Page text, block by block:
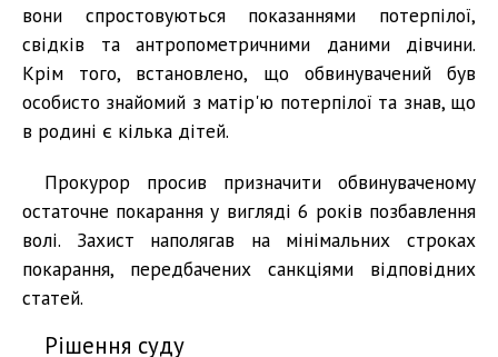
вони спростовуються показаннями потерпілої,
свідків та антропометричними даними дівчини.
Крім того, встановлено, що обвинувачений був
особисто знайомий з матір'ю потерпілої та знав, що
в родині є кілька дітей.
Прокурор просив призначити обвинуваченому
остаточне покарання у вигляді 6 років позбавлення
волі. Захист наполягав на мінімальних строках
покарання, передбачених санкціями відповідних
статей.
Рішення суду